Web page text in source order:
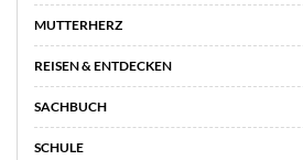
MUTTERHERZ
REISEN & ENTDECKEN
SACHBUCH
SCHULE